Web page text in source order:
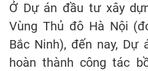
Ở Dự án đầu tư xây
Vùng Thủ đô Hà Nội
Bắc Ninh), đến nay, Dự
hoàn thành công tác